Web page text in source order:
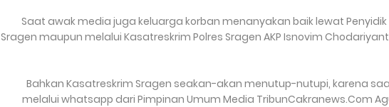
Saat awak media juga keluarga korban menanyakan baik lewat Penyidik
Sragen maupun melalui Kasatreskrim Polres Sragen AKP Isnovim
" Bahkan Kasatreskrim Sragen seakan-akan menutup-nutupi, karena
melalui whatsapp dari Pimpinan Umum Media TribunCakranews.Com